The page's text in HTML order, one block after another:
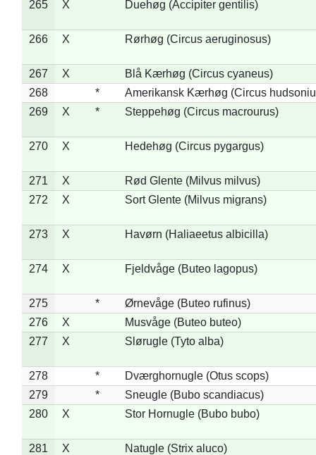
265 X Duehøg (Accipiter gentilis)
266 X Rørhøg (Circus aeruginosus)
267 X
Blå Kærhøg (Circus cyaneus)
268
*
Amerikansk Kærhøg (Circus
269
X * Steppehøg (Circus macrourus)
270 X Hedehøg (Circus pygargus)
271 X
Rød Glente (Milvus milvus)
272
X Sort Glente (Milvus migrans)
273 X Havørn (Haliaeetus albicilla)
274 X Fjeldvåge (Buteo lagopus)
275 *
Ørnevåge (Buteo rufinus)
276
X
Musvåge (Buteo buteo)
277
X Slørugle (Tyto alba)
278 *
Dværghornugle (Otus scops)
279
*
Sneugle (Bubo scandiacus)
280
X Stor Hornugle (Bubo bubo)
281 X Natugle (Strix aluco)